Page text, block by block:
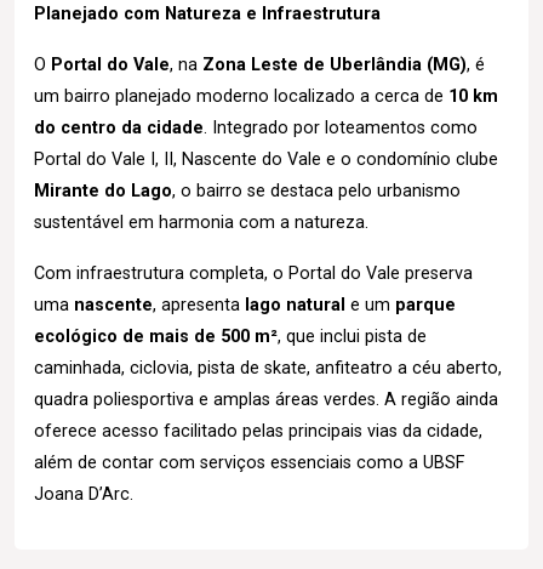
Planejado com Natureza e Infraestrutura
O Portal do Vale, na Zona Leste de Uberlândia (MG), é
um bairro planejado moderno localizado a cerca de 10 km
do centro da cidade. Integrado por loteamentos como
Portal do Vale I, II, Nascente do Vale e o condomínio clube
Mirante do Lago, o bairro se destaca pelo urbanismo
sustentável em harmonia com a natureza.
Com infraestrutura completa, o Portal do Vale preserva
uma nascente, apresenta lago natural e um parque
ecológico de mais de 500 m², que inclui pista de
caminhada, ciclovia, pista de skate, anfiteatro a céu aberto,
quadra poliesportiva e amplas áreas verdes. A região ainda
oferece acesso facilitado pelas principais vias da cidade,
além de contar com serviços essenciais como a UBSF
Joana D’Arc.